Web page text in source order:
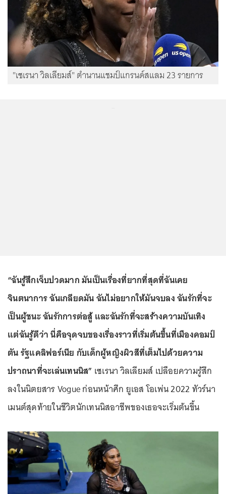
"เซเรนา วิลเลียมส์" ตำนานแชมป์แกรนด์สแลม 23 รายการ
“ฉันรู้สึกเจ็บปวดมาก มันเป็นเรื่องที่ยากที่สุดที่ฉันเคย
จินตนาการ ฉันเกลียดมัน ฉันไม่อยากให้มันจบลง ฉันรักที่จะ
เป็นผู้ชนะ ฉันรักการต่อสู้ และฉันรักที่จะสร้างความบันเทิง
แต่ฉันรู้ดีว่า นี่คือจุดจบของเรื่องราวที่เริ่มต้นขึ้นที่เมืองคอมป์
ตัน รัฐแคลิฟอร์เนีย กับเด็กผู้หญิงผิวสีที่เต็มไปด้วยความ
ปราถนาที่จะเล่นเทนนิส” เซเรนา วิลเลียมส์ เปลือยความรู้สึก
ลงในนิตยสาร Vogue ก่อนหน้าศึก ยูเอส โอเพ่น 2022 ทัวร์นา
เมนต์สุดท้ายในชีวิตนักเทนนิสอาชีพของเธอจะเริ่มต้นขึ้น